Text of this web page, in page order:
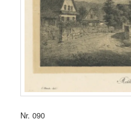
Nr. 090